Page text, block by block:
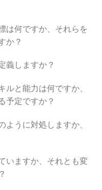
は何ですか、それらを
か？
義しますか？
と能力は何ですか、
予定ですか？
ように対処しますか、
いますか、それとも変